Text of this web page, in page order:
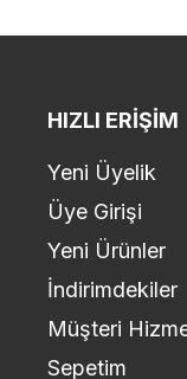
HIZLI ERIŞIM
Yeni Üyelik
Üye Girişi
Yeni Ürünler
İndirimdekiler
Müşteri
Sepetim